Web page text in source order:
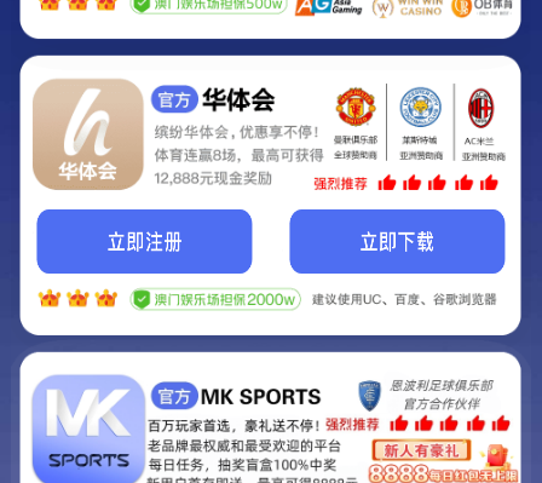
Hey Guys!
我们即将上线啦...
我们的网站正在建设.
它将是非常棒的网站.
联系我们!